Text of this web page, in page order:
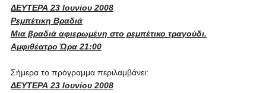
ΔΕΥΤΕΡΑ 23 Ιουνίου 2008
Ρεμπέτικη Βραδιά
Μια βραδιά αφιερωμένη στο ρεμπέτικο τραγούδι.
Αμφιθέατρο Ώρα 21:00
Σήμερα το πρόγραμμα περιλαμβάνει:
ΔΕΥΤΕΡΑ 23 Ιουνίου 2008